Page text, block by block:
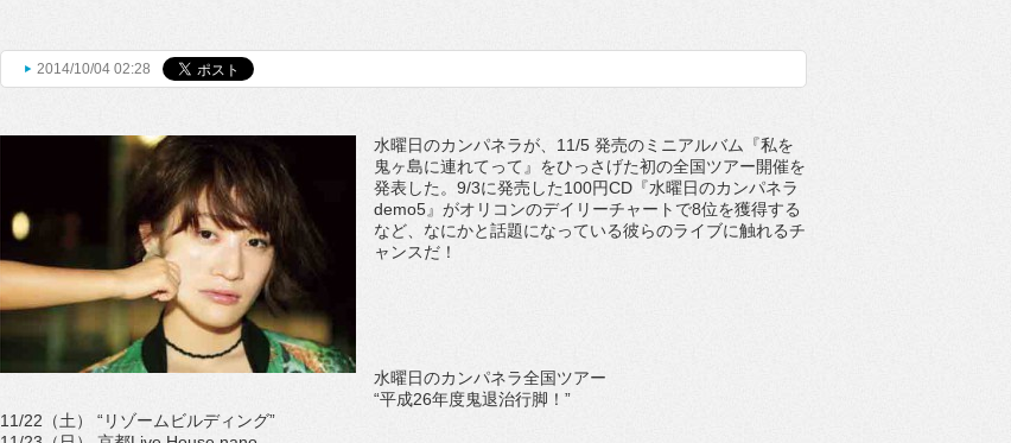
2014/10/04 02:28
水曜日のカンパネラが、11/5 発売のミニアルバム『私を
鬼ヶ島に連れてって』をひっさげた初の全国ツアー開催を
発表した。9/3に発売した100円CD『水曜日のカンパネラ
demo5』がオリコンのデイリーチャートで8位を獲得する
など、なにかと話題になっている彼らのライブに触れるチ
ャンスだ！
水曜日のカンパネラ全国ツアー
“平成26年度鬼退治行脚！”
11/22（土） “リゾームビルディング”